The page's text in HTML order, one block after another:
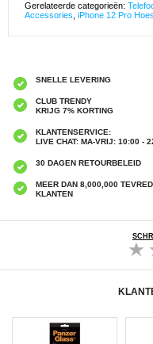
Gerelateerde categorieën:
Accessories iPhone 12 Pro
SNELLE LEVERING
CLUB TRENDY
KRIJG 7% KORTING
KLANTENSERVICE:
LIVE CHAT: MA-VRIJ: 10:00 -
30 DAGEN RETOURBELEID
MEER DAN 8,000,000
KLANTEN